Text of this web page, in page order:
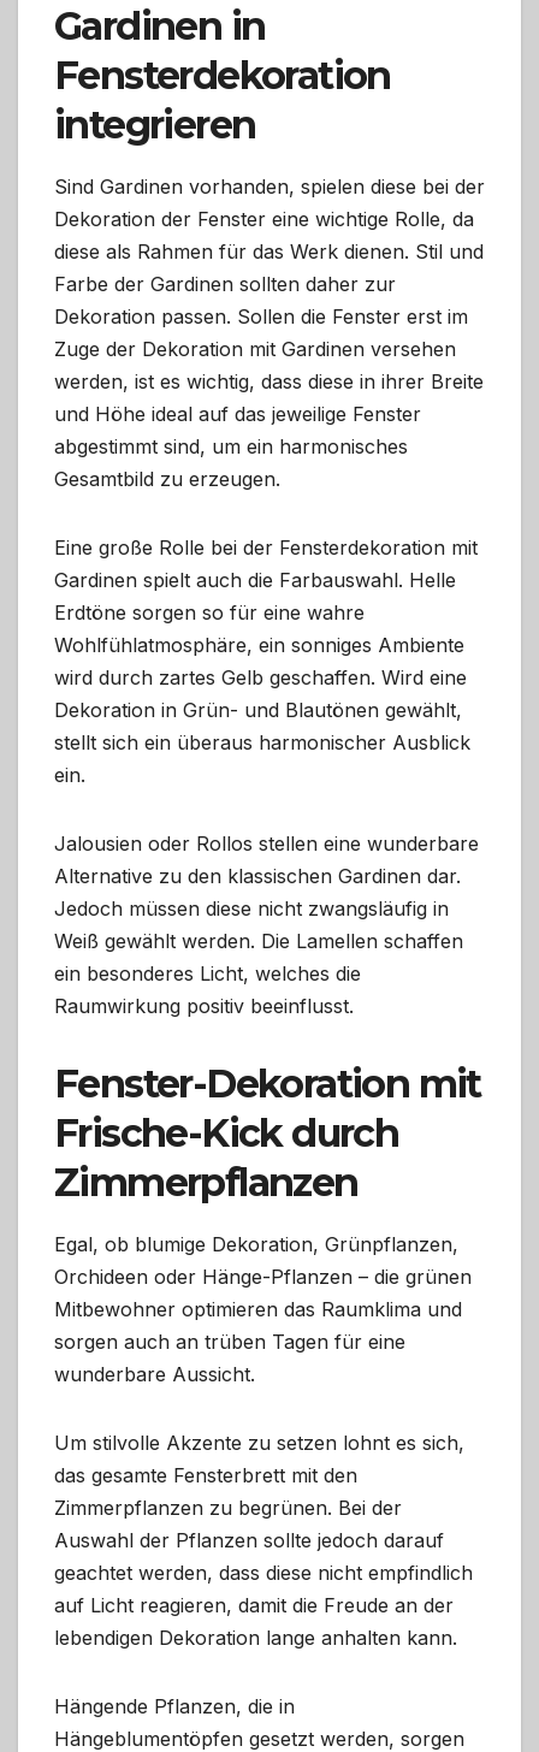
Gardinen in
Fensterdekoration
integrieren
Sind Gardinen vorhanden, spielen diese bei der
Dekoration der Fenster eine wichtige Rolle, da
diese als Rahmen für das Werk dienen. Stil und
Farbe der Gardinen sollten daher zur
Dekoration passen. Sollen die Fenster erst im
Zuge der Dekoration mit Gardinen versehen
werden, ist es wichtig, dass diese in ihrer Breite
und Höhe ideal auf das jeweilige Fenster
abgestimmt sind, um ein harmonisches
Gesamtbild zu erzeugen.
Eine große Rolle bei der Fensterdekoration mit
Gardinen spielt auch die Farbauswahl. Helle
Erdtöne sorgen so für eine wahre
Wohlfühlatmosphäre, ein sonniges Ambiente
wird durch zartes Gelb geschaffen. Wird eine
Dekoration in Grün- und Blautönen gewählt,
stellt sich ein überaus harmonischer Ausblick
ein.
Jalousien oder Rollos stellen eine wunderbare
Alternative zu den klassischen Gardinen dar.
Jedoch müssen diese nicht zwangsläufig in
Weiß gewählt werden. Die Lamellen schaffen
ein besonderes Licht, welches die
Raumwirkung positiv beeinflusst.
Fenster-Dekoration mit
Frische-Kick durch
Zimmerpflanzen
Egal, ob blumige Dekoration, Grünpflanzen,
Orchideen oder Hänge-Pflanzen – die grünen
Mitbewohner optimieren das Raumklima und
sorgen auch an trüben Tagen für eine
wunderbare Aussicht.
Um stilvolle Akzente zu setzen lohnt es sich,
das gesamte Fensterbrett mit den
Zimmerpflanzen zu begrünen. Bei der
Auswahl der Pflanzen sollte jedoch darauf
geachtet werden, dass diese nicht empfindlich
auf Licht reagieren, damit die Freude an der
lebendigen Dekoration lange anhalten kann.
Hängende Pflanzen, die in
Hängeblumentöpfen gesetzt werden, sorgen